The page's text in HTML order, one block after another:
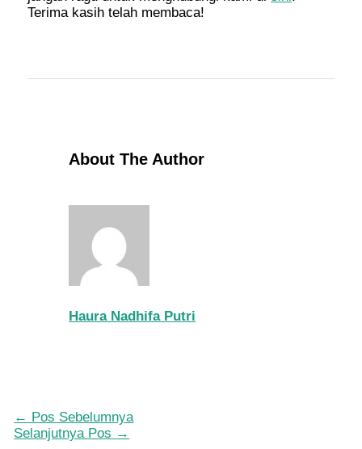
Terima kasih telah membaca!
About The Author
Haura Nadhifa Putri
← Pos Sebelumnya
Selanjutnya Pos →